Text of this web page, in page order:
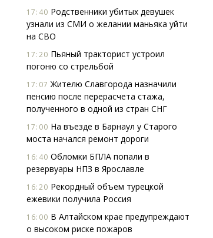
17:40 Родственники убитых девушек
узнали из СМИ о желании маньяка уйти
на СВО
17:20 Пьяный тракторист устроил
погоню со стрельбой
17:07 Жителю Славгорода назначили
пенсию после перерасчета стажа,
полученного в одной из стран СНГ
17:00 На въезде в Барнаул у Старого
моста начался ремонт дороги
16:40 Обломки БПЛА попали в
резервуары НПЗ в Ярославле
16:20 Рекордный объем турецкой
ежевики получила Россия
16:00 В Алтайском крае предупреждают
о высоком риске пожаров